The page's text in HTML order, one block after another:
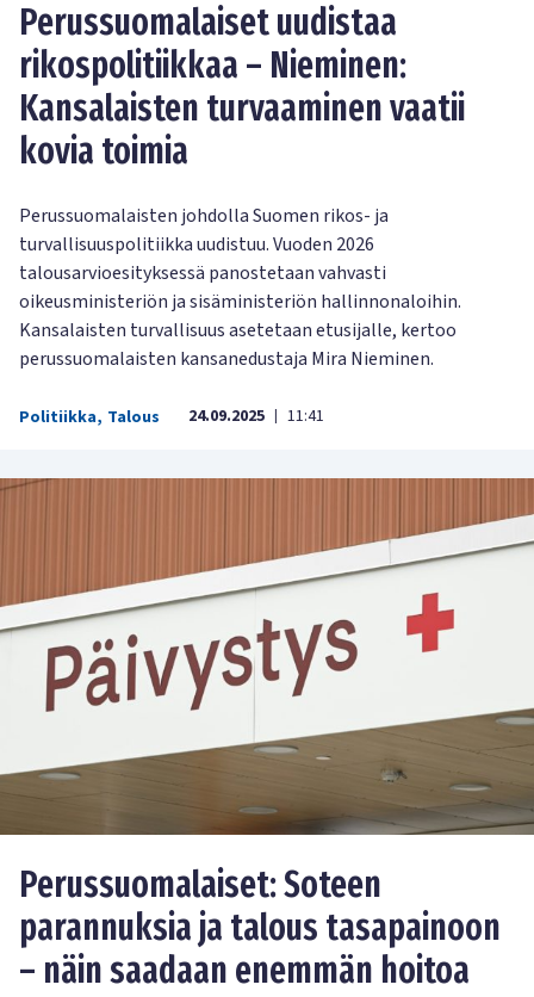
Perussuomalaiset uudistaa
rikospolitiikkaa – Nieminen:
Kansalaisten turvaaminen vaatii
kovia toimia
Perussuomalaisten johdolla Suomen rikos- ja
turvallisuuspolitiikka uudistuu. Vuoden 2026
talousarvioesityksessä panostetaan vahvasti
oikeusministeriön ja sisäministeriön hallinnonaloihin.
Kansalaisten turvallisuus asetetaan etusijalle, kertoo
perussuomalaisten kansanedustaja Mira Nieminen.
Politiikka, Talous 24.09.2025 | 11:41
Perussuomalaiset: Soteen
parannuksia ja talous tasapainoon
– näin saadaan enemmän hoitoa